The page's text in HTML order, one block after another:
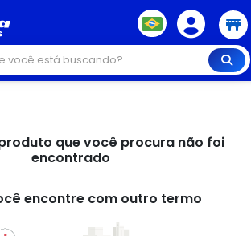
que você procura não foi
encontrado
encontre com outro termo